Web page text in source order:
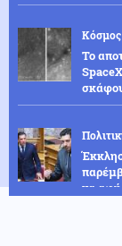
Κόσμος
Το
να